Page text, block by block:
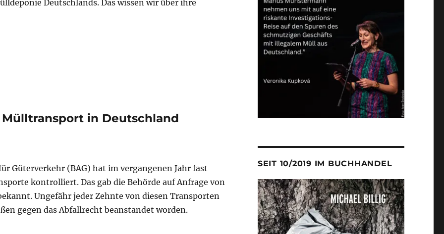
Deutschlands. Das wissen wir über ihre
Die illegale Plastikmülldeponie der Firma „Naturerde““
in Deutschland
Güterverkehr (BAG) hat im vergangenen Jahr fast
kontrolliert. Das gab die Behörde auf Anfrage von
Ungefähr jeder Zehnte von diesen Transporten
gegen das Abfallrecht beanstandet worden.
SEIT 10/2019 IM BUCHHANDEL